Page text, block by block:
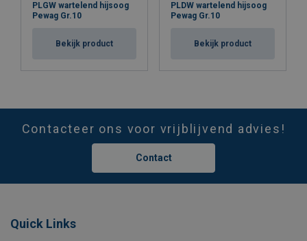
PLGW wartelend hijsoog
Pewag Gr.10
Bekijk product
PLDW wartelend hijsoog
Pewag Gr.10
Bekijk product
Contacteer ons voor vrijblijvend advies!
Contact
Quick Links